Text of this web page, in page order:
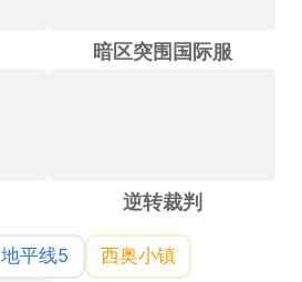
暗区突围国际服
逆转裁判
地平线5
西奥小镇